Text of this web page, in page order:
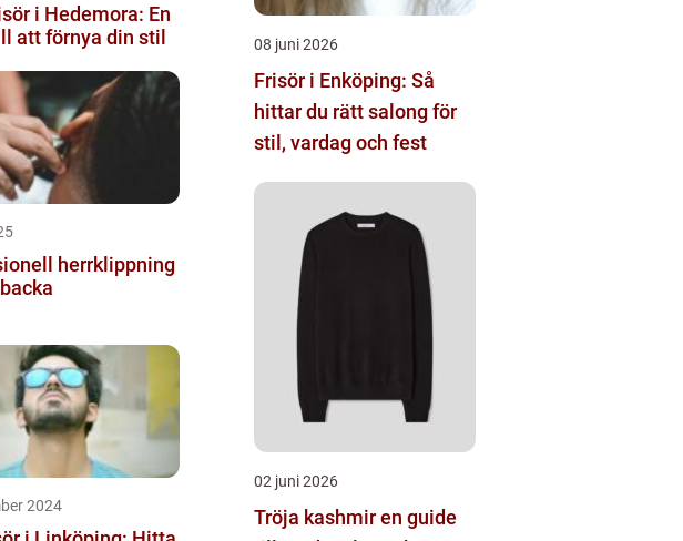
i Hedemora: En
att förnya din stil
herrklippning
2024
08 juni 2026
Frisör i Enköping: Så
hittar du rätt salong för
stil, vardag och fest
02 juni 2026
Tröja kashmir en guide